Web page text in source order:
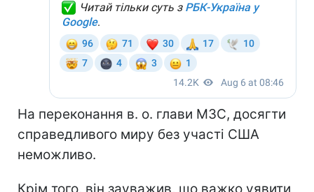
На переконання в. о. глави МЗС, досягти
справедливого миру без участі США
неможливо.
Крім того, він зауважив, що важко уявити